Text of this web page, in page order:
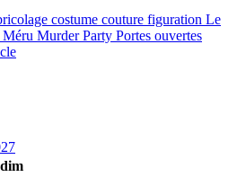
costume couture figuration Le
Méru Murder Party Portes ouvertes
dim